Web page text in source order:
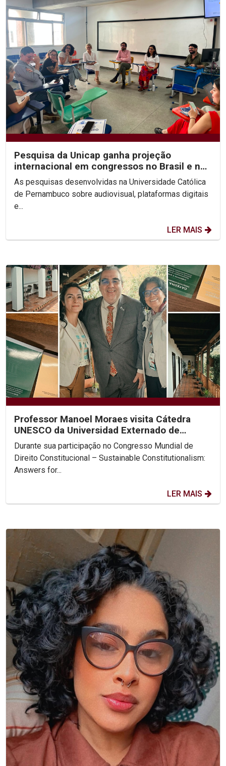
Pesquisa da Unicap ganha projeção
internacional em congressos no Brasil e no
México
As pesquisas desenvolvidas na Universidade Católica
de Pernambuco sobre audiovisual, plataformas digitais
e...
LER MAIS
Professor Manoel Moraes visita Cátedra
UNESCO da Universidad Externado de
Colombia
Durante sua participação no Congresso Mundial de
Direito Constitucional – Sustainable Constitutionalism:
Answers for...
LER MAIS